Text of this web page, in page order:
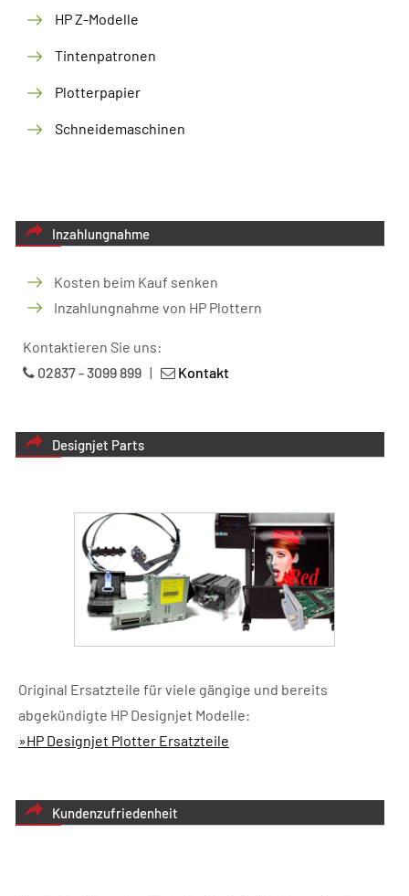
HP Z-Modelle
Tintenpatronen
Plotterpapier
Schneidemaschinen
Inzahlungnahme
Kosten beim Kauf senken
Inzahlungnahme von HP Plottern
Kontaktieren Sie uns:
02837 - 3099 899 | Kontakt
Designjet Parts
Original Ersatzteile für viele gängige und bereits
abgekündigte HP Designjet Modelle:
»HP Designjet Plotter Ersatzteile
Kundenzufriedenheit